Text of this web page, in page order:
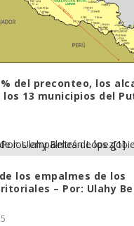
del preconteo, los
13 municipios del
los empalmes de los
– Por: Ulahy